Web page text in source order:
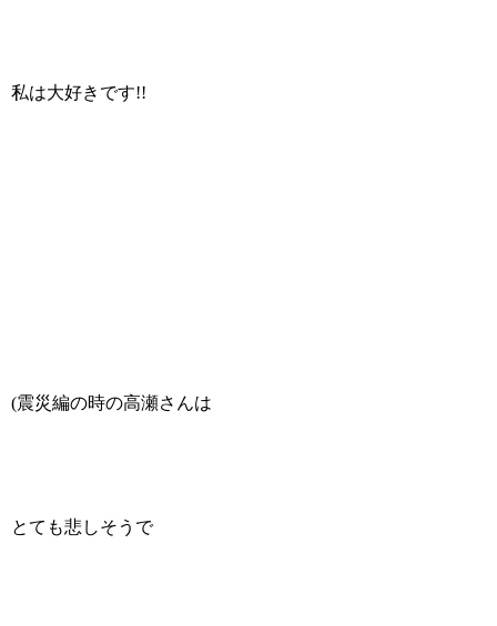
私は大好きです!!
(震災編の時の高瀬さんは
とても悲しそうで